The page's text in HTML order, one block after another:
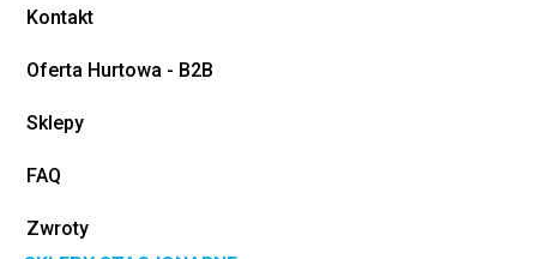
Kontakt
Oferta Hurtowa - B2B
Sklepy
FAQ
Zwroty